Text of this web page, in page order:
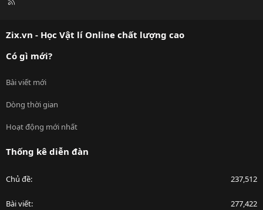
Zix.vn - Học Vật lí Online chất lượng cao
Có gì mới?
Bài viết mới
Dòng thời gian
Hoạt động mới nhất
Thống kê diễn đàn
Chủ đề 237,512
Bài viết 277,422